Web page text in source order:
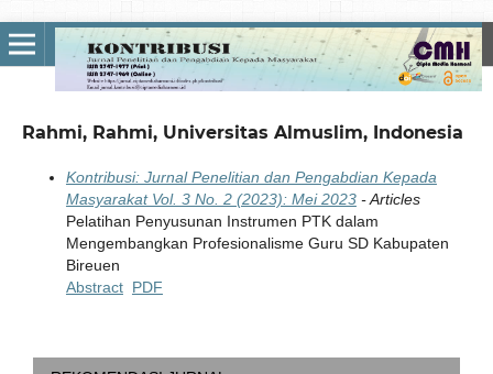
Rahmi, Rahmi, Universitas Almuslim, Indonesia
Kontribusi: Jurnal Penelitian dan Pengabdian Kepada
Masyarakat Vol. 3 No. 2 (2023): Mei 2023- Articles
Pelatihan Penyusunan Instrumen PTK dalam
Mengembangkan Profesionalisme Guru SD Kabupaten
Bireuen
Abstract PDF